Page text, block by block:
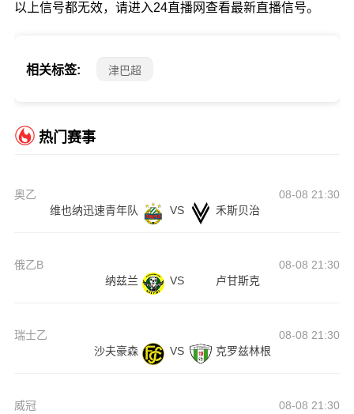
以上信号都无效，请进入24直播网查看最新直播信号。
相关标签: 津巴超
热门赛事
奥乙
08-08 21:30
维也纳迅速青年队
VS 禾斯贝治
俄乙B
08-08 21:30
纳兹兰
VS 卢甘斯克
瑞士乙
08-08 21:30
沙夫豪森
VS 克罗兹林根
威冠
08-08 21:30